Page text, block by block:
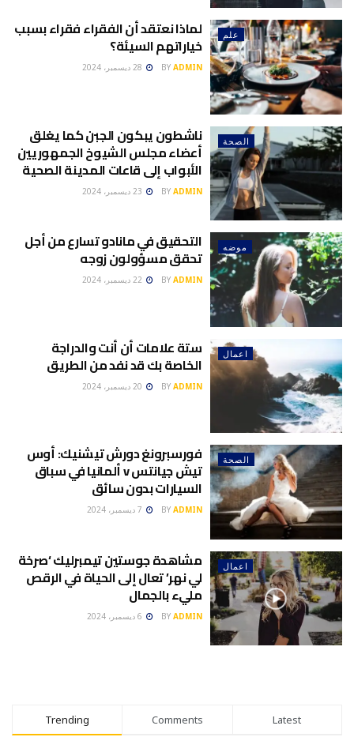
علم لماذا نعتقد أن الفقراء فقراء بسبب
خياراتهم السيئة؟
BY ADMIN
الصحة ناشطون يبكون الجبن كما يغلق
أعضاء مجلس الشيوخ الجمهوريين
الأبواب إلى قاعات المدينة الصحية
BY ADMIN
موضه التحقيق في مانادو تسارع من أجل
تحقق مسؤولون زوجه
BY ADMIN
اعمال ستة علامات أن أنت والدراجة
الخاصة بك قد نفد من الطريق
BY ADMIN
الصحة فورسبرونغ دورش تيشنيك: أوس
تيش جيانتس v ألمانيا في سباق
السيارات بدون سائق
BY ADMIN
اعمال مشاهدة جوستين تيمبرليك ‘صرخة
لي نهر’ تعال إلى الحياة في الرقص
مليء بالجمال
BY ADMIN
Trending Comments Latest